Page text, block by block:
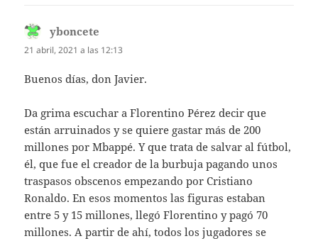
yboncete
21 abril, 2021 a las 12:13
Buenos días, don Javier.
Da grima escuchar a Florentino Pérez decir que
están arruinados y se quiere gastar más de 200
millones por Mbappé. Y que trata de salvar al fútbol,
él, que fue el creador de la burbuja pagando unos
traspasos obscenos empezando por Cristiano
Ronaldo. En esos momentos las figuras estaban
entre 5 y 15 millones, llegó Florentino y pagó 70
millones. A partir de ahí, todos los jugadores se